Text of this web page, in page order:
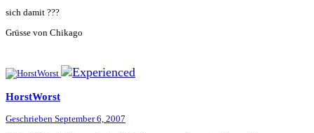
sich damit ???
Grüsse von Chikago
HorstWorst
Geschrieben September 6, 2007